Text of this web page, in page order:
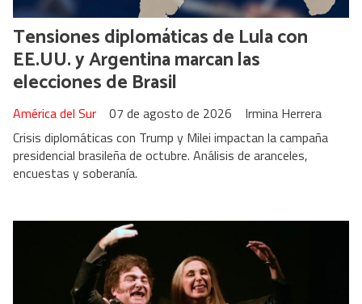
Tensiones diplomáticas de Lula con
EE.UU. y Argentina marcan las
elecciones de Brasil
Irmina Herrera
América del Sur
07 de agosto de 2026
Crisis diplomáticas con Trump y Milei impactan la campaña
presidencial brasileña de octubre. Análisis de aranceles,
encuestas y soberanía.